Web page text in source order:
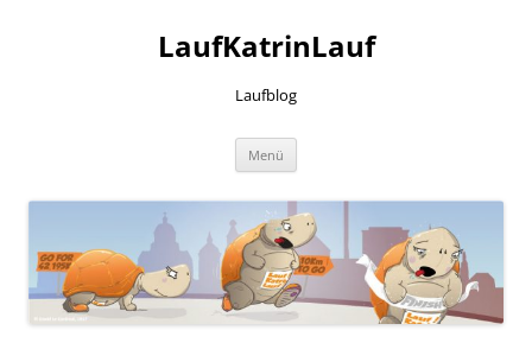
LaufKatrinLauf
Laufblog
Menü